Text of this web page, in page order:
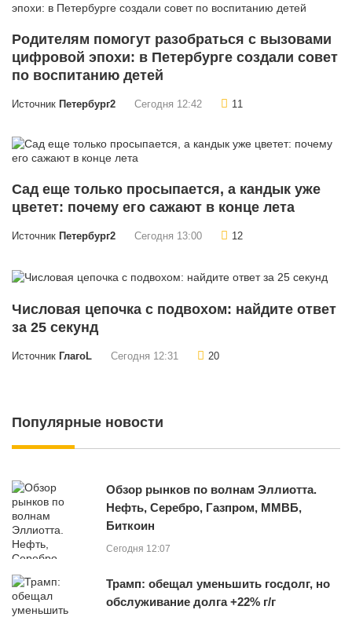
Родителям помогут разобраться с вызовами
цифровой эпохи: в Петербурге создали совет
по воспитанию детей
Источник Петербург2 Сегодня 12:42 11
Сад еще только просыпается, а кандык уже
цветет: почему его сажают в конце лета
Источник Петербург2 Сегодня 13:00 12
Числовая цепочка с подвохом: найдите ответ
за 25 секунд
Источник ГлагоL Сегодня 12:31 20
Популярные новости
Обзор рынков по волнам Эллиотта.
Нефть, Серебро, Газпром, ММВБ,
Биткоин
Сегодня 12:07
Трамп: обещал уменьшить госдолг, но
обслуживание долга +22% г/г